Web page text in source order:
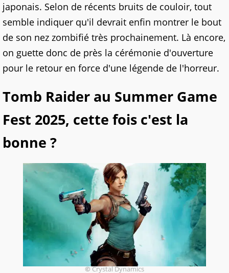
japonais. Selon de récents bruits de couloir, tout
semble indiquer qu'il devrait enfin montrer le bout
de son nez zombifié très prochainement. Là encore,
on guette donc de près la cérémonie d'ouverture
pour le retour en force d'une légende de l'horreur.
Tomb Raider au Summer Game
Fest 2025, cette fois c'est la
bonne ?
©Crystal Dynamics